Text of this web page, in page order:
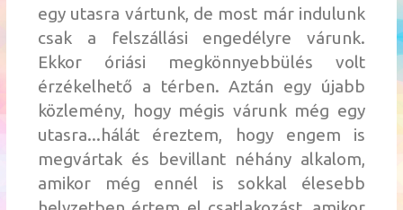
egy utasra vártunk, de most már indulunk
csak a felszállási engedélyre várunk.
Ekkor óriási megkönnyebbülés volt
érzékelhető a térben. Aztán egy újabb
közlemény, hogy mégis várunk még egy
utasra...hálát éreztem, hogy engem is
megvártak és bevillant néhány alkalom,
amikor még ennél is sokkal élesebb